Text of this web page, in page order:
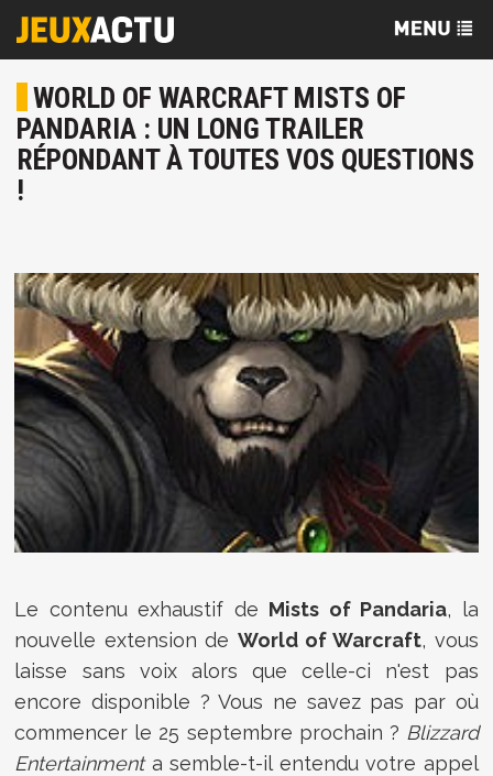
WORLD OF WARCRAFT MISTS OF
PANDARIA : UN LONG TRAILER
RÉPONDANT À TOUTES VOS QUESTIONS
!
Le contenu exhaustif de Mists of Pandaria, la
nouvelle extension de World of Warcraft, vous
laisse sans voix alors que celle-ci n'est pas
encore disponible ? Vous ne savez pas par où
commencer le 25 septembre prochain ? Blizzard
Entertainmenta semble-t-il entendu votre appel